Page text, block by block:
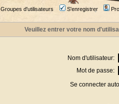
Groupes d'utilisateurs S'enregistrer
Veuillez entrer votre nom
Nom d'utilisateur:
Mot de passe:
Se connecter